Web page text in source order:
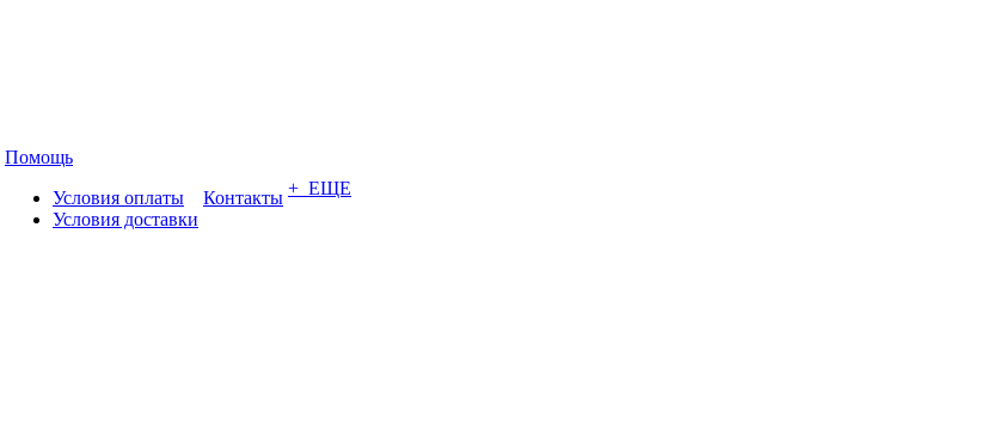
Помощь
Условия оплаты
Условия доставки
Контакты + ЕЩЕ